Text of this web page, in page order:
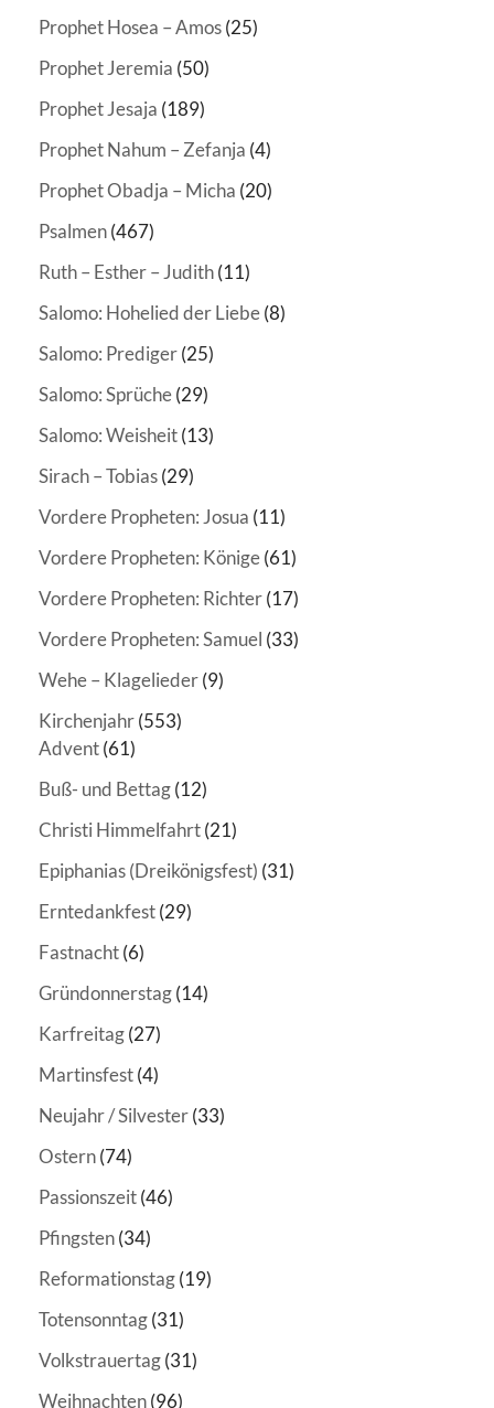
Prophet Hosea – Amos(25)
Prophet Jeremia (50)
Prophet Jesaja (189)
Prophet Nahum – Zefanja (4)
Prophet Obadja – Micha (20)
Psalmen(467)
Ruth – Esther – Judith(11)
Salomo: Hohelied der Liebe(8)
Salomo: Prediger(25)
Salomo: Sprüche(29)
Salomo: Weisheit(13)
Sirach – Tobias(29)
Vordere Propheten: Josua (11)
Vordere Propheten: Könige(61)
Vordere Propheten: Richter(17)
Vordere Propheten: Samuel (33)
Wehe – Klagelieder(9)
Kirchenjahr(553)
Advent(61)
Buß- und Bettag(12)
Christi Himmelfahrt(21)
Epiphanias (Dreikönigsfest) (31)
Erntedankfest(29)
Fastnacht(6)
Gründonnerstag(14)
Karfreitag(27)
Martinsfest(4)
Neujahr / Silvester(33)
Ostern(74)
Passionszeit(46)
Pfingsten(34)
Reformationstag(19)
Totensonntag(31)
Volkstrauertag(31)
Weihnachten(96)